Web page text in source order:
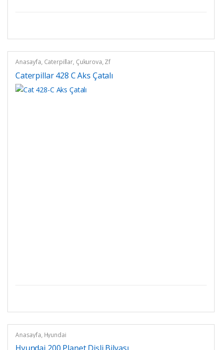
Anasayfa, Caterpillar, Çukurova, Zf
Caterpillar 428 C Aks Çatalı
Anasayfa, Hyundai